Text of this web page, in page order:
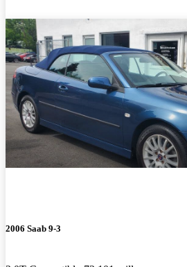
2006 Saab 9-3